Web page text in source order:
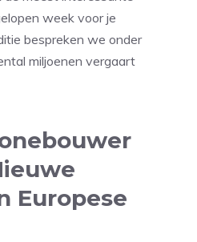
week voor je
bespreken we onder
miljoenen vergaart
Europese